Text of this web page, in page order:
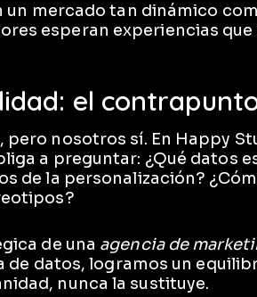
mercado tan dinámico
esperan experiencias
el
nosotros sí. En Happy
a preguntar: ¿Qué datos
de la personalización?
de una agencia de
de datos, logramos un
nunca la sustituye.